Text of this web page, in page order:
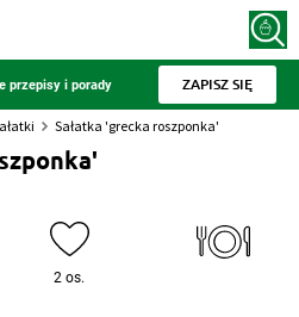
przepisy i porady ZAPISZ SIĘ
Sałatka 'grecka roszponka'
2 os.